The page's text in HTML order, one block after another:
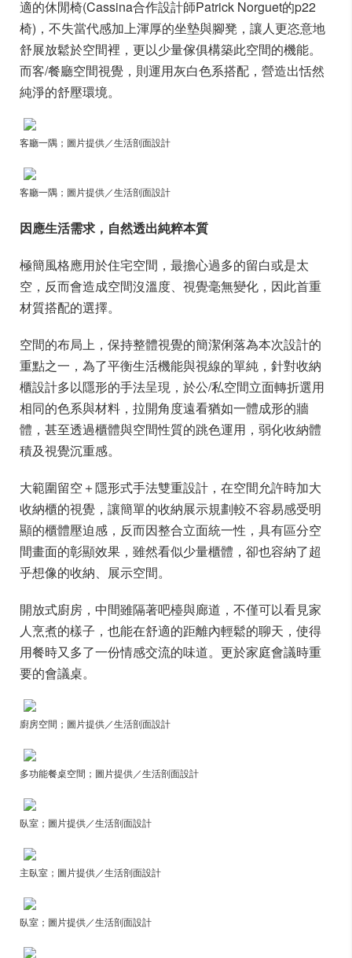
適的休閒椅(Cassina合作設計師Patrick Norguet的p22
椅)，不失當代感加上渾厚的坐墊與腳凳，讓人更恣意地
舒展放鬆於空間裡，更以少量傢俱構築此空間的機能。
而客/餐廳空間視覺，則運用灰白色系搭配，營造出恬然
純淨的舒壓環境。
客廳一隅；圖片提供／生活剖面設計
客廳一隅；圖片提供／生活剖面設計
因應生活需求，自然透出純粹本質
極簡風格應用於住宅空間，最擔心過多的留白或是太
空，反而會造成空間沒溫度、視覺毫無變化，因此首重
材質搭配的選擇。
空間的布局上，保持整體視覺的簡潔俐落為本次設計的
重點之一，為了平衡生活機能與視線的單純，針對收納
櫃設計多以隱形的手法呈現，於公/私空間立面轉折選用
相同的色系與材料，拉開角度遠看猶如一體成形的牆
體，甚至透過櫃體與空間性質的跳色運用，弱化收納體
積及視覺沉重感。
大範圍留空＋隱形式手法雙重設計，在空間允許時加大
收納櫃的視覺，讓簡單的收納展示規劃較不容易感受明
顯的櫃體壓迫感，反而因整合立面統一性，具有區分空
間畫面的彰顯效果，雖然看似少量櫃體，卻也容納了超
乎想像的收納、展示空間。
開放式廚房，中間雖隔著吧檯與廊道，不僅可以看見家
人烹煮的樣子，也能在舒適的距離內輕鬆的聊天，使得
用餐時又多了一份情感交流的味道。更於家庭會議時重
要的會議桌。
廚房空間；圖片提供／生活剖面設計
多功能餐桌空間；圖片提供／生活剖面設計
臥室；圖片提供／生活剖面設計
主臥室；圖片提供／生活剖面設計
臥室；圖片提供／生活剖面設計